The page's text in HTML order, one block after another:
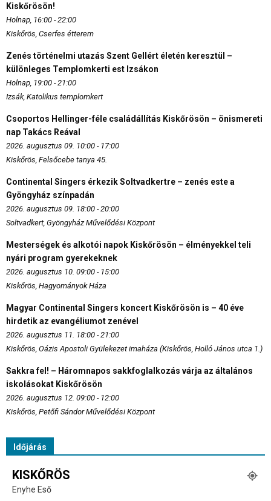
Kiskőrösön!
Holnap, 16:00 - 22:00
Kiskőrös, Cserfes étterem
Zenés történelmi utazás Szent Gellért életén keresztül –
különleges Templomkerti est Izsákon
Holnap, 19:00 - 21:00
Izsák, Katolikus templomkert
Csoportos Hellinger-féle családállítás Kiskőrösön – önismereti
nap Takács Reával
2026. augusztus 09. 10:00 - 17:00
Kiskőrös, Felsőcebe tanya 45.
Continental Singers érkezik Soltvadkertre – zenés este a
Gyöngyház színpadán
2026. augusztus 09. 18:00 - 20:00
Soltvadkert, Gyöngyház Művelődési Központ
Mesterségek és alkotói napok Kiskőrösön – élményekkel teli
nyári program gyerekeknek
2026. augusztus 10. 09:00 - 15:00
Kiskőrös, Hagyományok Háza
Magyar Continental Singers koncert Kiskőrösön is – 40 éve
hirdetik az evangéliumot zenével
2026. augusztus 11. 18:00 - 21:00
Kiskőrös, Oázis Apostoli Gyülekezet imaháza (Kiskőrös, Holló János utca 1.)
Sakkra fel! – Háromnapos sakkfoglalkozás várja az általános
iskolásokat Kiskőrösön
2026. augusztus 12. 09:00 - 12:00
Kiskőrös, Petőfi Sándor Művelődési Központ
Időjárás
KISKŐRÖS
Enyhe Eső